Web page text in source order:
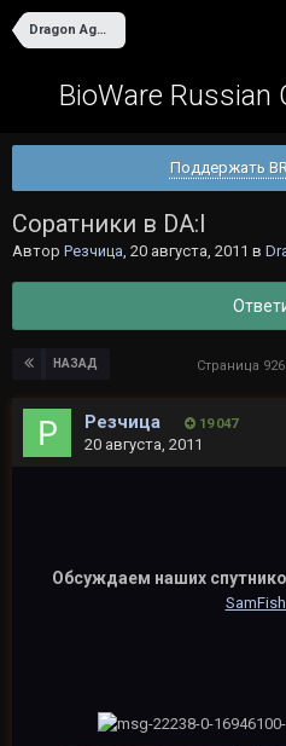
Dragon Age: Inquisition
BioWare Russian
Поддержать
Cоратники в DA:I
Автор Резчица, 20 августа, 2011 в
НАЗАД Страница
Резчица 19 047
20 августа, 2011
Обсуждаем наших